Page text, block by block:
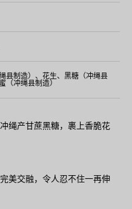
县制造）、花生、黑糖（冲绳县
（冲绳县制造）
绳产甘蔗黑糖，裹上香脆花
美交融，令人忍不住一再伸